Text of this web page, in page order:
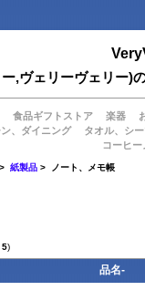
,ヴェリーヴェリー)
食品ギフトストア 楽器
、ダイニング
タオル、シ
コーヒ
>紙製品 > ノート、メモ帳
5)
品名-